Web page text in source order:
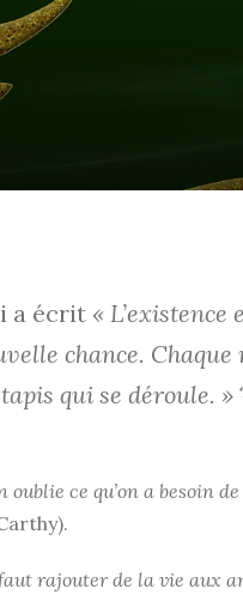
a écrit«
chance.
qui se déroule. »
oublie ce qu’on a besoin
rajouter de la vie aux